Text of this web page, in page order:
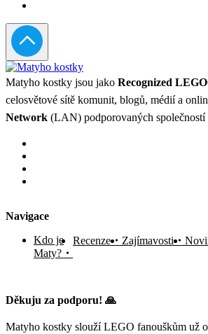
Matyho kostky jsou jako Recognized
celosvětové sítě komunit, blogů, médií a
Network (LAN) podporovaných
Navigace
Kdo je
Maty?
Recenze Zajímavosti
Děkuju za podporu! 🙏
Matyho kostky slouží LEGO fanouškům už